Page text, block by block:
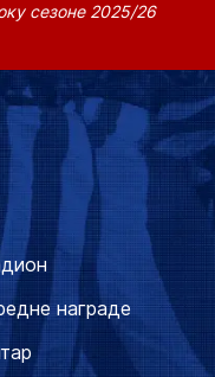
сезоне 2025/26
награде